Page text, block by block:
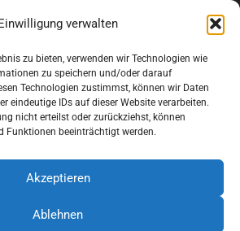
verwalten
zu bieten, verwenden wir Technologien wie
zu speichern und/oder darauf
Technologien zustimmst, können wir Daten
eindeutige IDs auf dieser Website verarbeiten.
nicht erteilst oder zurückziehst, können
Funktionen beeinträchtigt werden.
Akzeptieren
Ablehnen
2018
Globe Sonderpreis
Cookies für die Analyse und